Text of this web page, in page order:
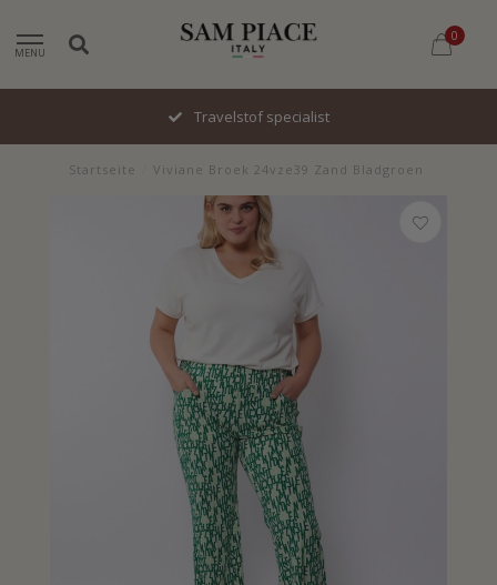
MENU
0
Travelstof specialist
Startseite Viviane Broek 24vze39 Zand Bladgroen